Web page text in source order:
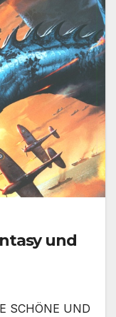
und
SCHÖNE UND